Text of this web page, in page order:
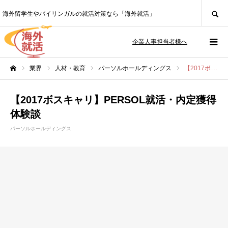
海外留学生やバイリンガルの就活対策なら「海外就活」
企業人事担当者様へ
業界 人材・教育 パーソルホールディングス 【2017ボスキャリ】PERSOL就活・内定獲得体験談
【2017ボスキャリ】PERSOL就活・内定獲得
体験談
パーソルホールディングス